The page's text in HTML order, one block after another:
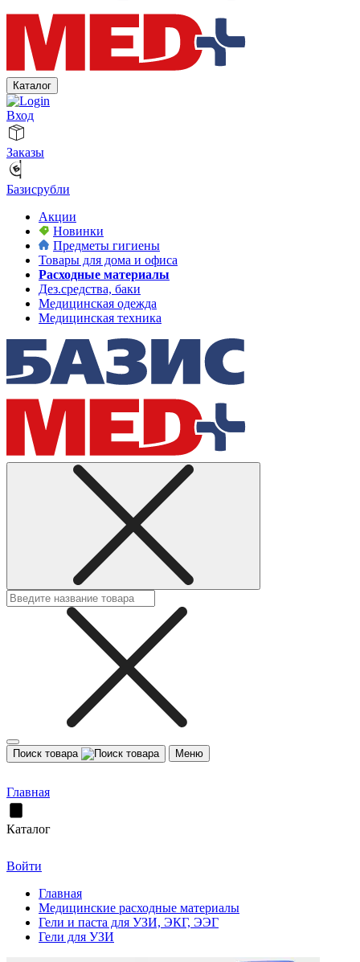
Каталог
Вход
Заказы
Базисрубли
Акции
Новинки
Предметы гигиены
Товары для дома и офиса
Расходные материалы
Дез.средства, баки
Медицинская одежда
Медицинская техника
Поиск товара Меню
Главная
Каталог
Войти
Главная
Медицинские расходные материалы
Гели и паста для УЗИ, ЭКГ, ЭЭГ
Гели для УЗИ